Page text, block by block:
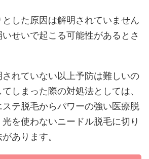
した原因は解明されていません
せいで起こる可能性があるとさ
れていない以上予防は難しいの
しまった際の対処法としては、
テ脱毛からパワーの強い医療脱
を使わないニードル脱毛に切り
あります。